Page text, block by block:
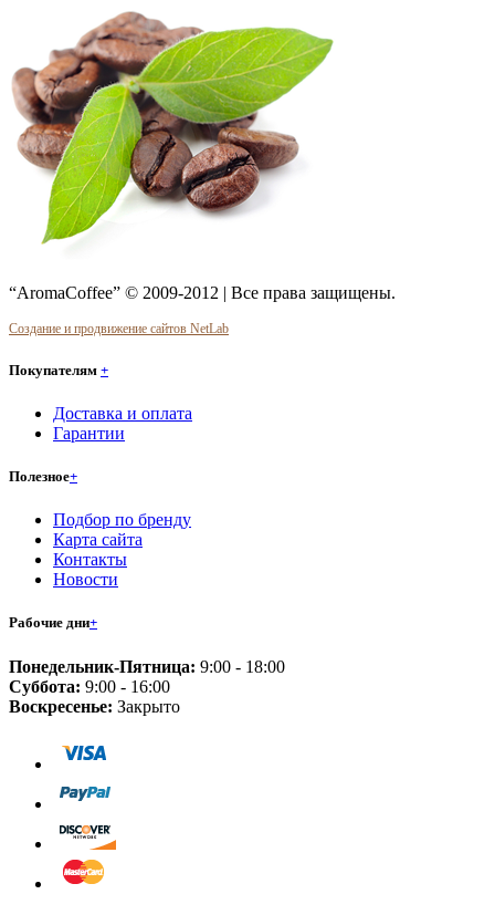
“AromaCoffee” © 2009-2012 | Все права защищены.
Создание и продвижение сайтов NetLab
Покупателям +
Доставка и оплата
Гарантии
Полезное+
Подбор по бренду
Карта сайта
Контакты
Новости
Рабочие дни+
Понедельник-Пятница: 9:00 - 18:00
Суббота: 9:00 - 16:00
Воскресенье: Закрыто